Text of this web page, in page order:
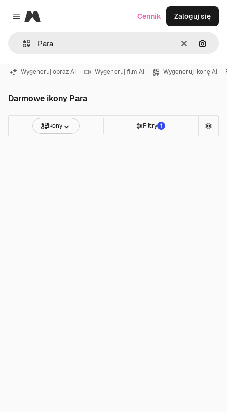
Close menu
Magnific
WyczyśćSzukaj
Cennik Zaloguj się
Wygeneruj obraz AI Wygeneruj film AI Wygeneruj ikonę AI
Darmowe ikony Para
Ikony Filtry 1